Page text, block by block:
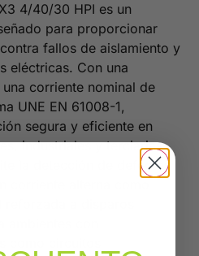
4/40/30 HPI es un
para proporcionar
fallos de aislamiento y
eléctricas. Con una
corriente nominal de
UNE EN 61008-1,
segura y eficiente en
industriales y terciarias.
la detección de defectos
corriente alterna como
a disparos
con
como circuitos